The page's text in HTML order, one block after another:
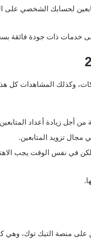
لحسابك الشخصي على
خدمات ذات جودة فائقة
وكذلك المشاهدات كل
في نفس الوقت يجب
على منصة التيك توك، وهي